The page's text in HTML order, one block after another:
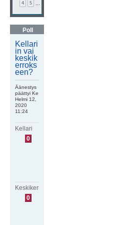
4
5
Poll
Kellari
in vai
keskik
erroks
een?
Äänestys
päättyi Ke
Helmi 12,
2020
11:24
Kellari
0
Keskikerros
0